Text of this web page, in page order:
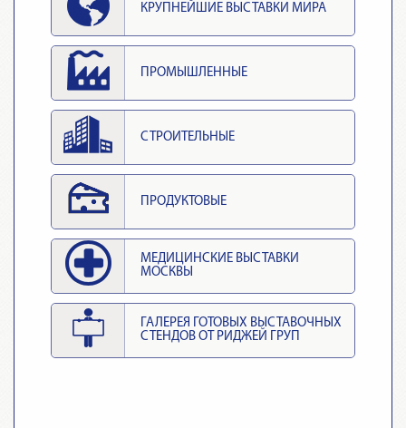
КРУПНЕЙШИЕ ВЫСТАВКИ МИРА
ПРОМЫШЛЕННЫЕ
СТРОИТЕЛЬНЫЕ
ПРОДУКТОВЫЕ
МЕДИЦИНСКИЕ ВЫСТАВКИ
МОСКВЫ
ГАЛЕРЕЯ ГОТОВЫХ ВЫСТАВОЧНЫХ
СТЕНДОВ ОТ РИДЖЕЙ ГРУП